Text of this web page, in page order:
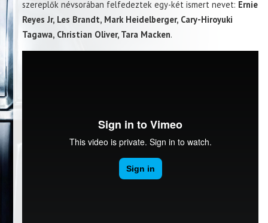
szereplők névsorában felfedeztek egy-két ismert nevet: Ernie
Reyes Jr, Les Brandt, Mark Heidelberger, Cary-Hiroyuki
Tagawa, Christian Oliver, Tara Macken.